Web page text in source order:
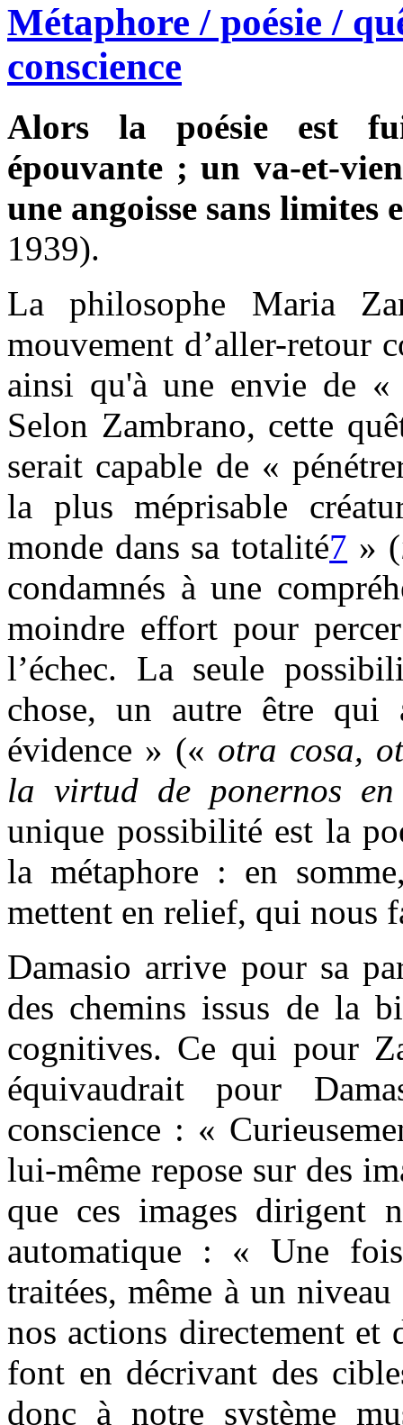
Métaphore / poésie /
conscience
Alors la poésie est
épouvante ; un va-et-
une angoisse sans limites
1939).
La philosophe Maria
mouvement d’aller-retour
ainsi qu'à une envie de «
Selon Zambrano, cette
serait capable de «
la plus méprisable
monde dans sa totalité7 » (
condamnés à une
moindre effort pour
l’échec. La seule
chose, un autre être
évidence » (« otra cosa,
la virtud de ponernos
unique possibilité est la
la métaphore : en
mettent en relief, qui nous
Damasio arrive pour sa
des chemins issus de la
cognitives. Ce qui pour
équivaudrait pour
conscience : «
lui-même repose sur des
que ces images dirigent
automatique : « Une
traitées, même à un
nos actions directement et
font en décrivant des
donc à notre système